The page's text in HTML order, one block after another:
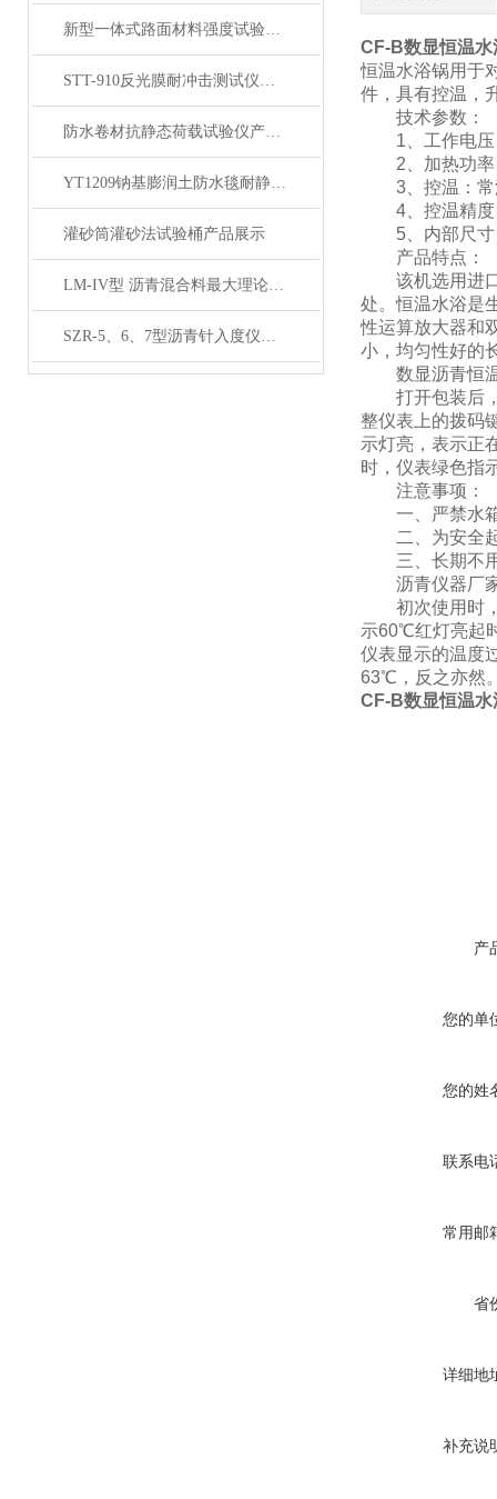
新型一体式路面材料强度试验机产品展示
STT-910反光膜耐冲击测试仪产品展示
防水卷材抗静态荷载试验仪产品展示
YT1209钠基膨润土防水毯耐静水压测定仪产品展示
灌砂筒灌砂法试验桶产品展示
LM-IV型 沥青混合料最大理论密度仪 (屏显全自动）展示
SZR-5、6、7型沥青针入度仪产品展示
CF-B数显恒温
恒温水浴锅用于
件，具有控温，
技术参数：
1、工作电压
2、加热功率
3、控温：常
4、控温精度
5、内部尺寸
产品特点：
该机选用进口
处。恒温水浴是
性运算放大器和
小，均匀性好的
数显沥青恒温
打开包装后，
整仪表上的拨码
示灯亮，表示正
时，仪表绿色指
注意事项：
一、严禁水箱
二、为安全起
三、长期不用
沥青仪器厂家
初次使用时，
示60℃红灯亮起
仪表显示的温度
63℃，反之亦然
CF-B数显恒温
产
您的单
您的姓
联系电
常用邮
省
详细地
补充说